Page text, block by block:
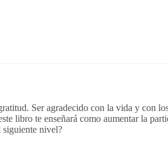
Ser agradecido con la vida y con
libro te enseñará como aumentar la
siguiente nivel?